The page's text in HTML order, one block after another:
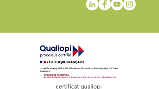
certificat qualiopi